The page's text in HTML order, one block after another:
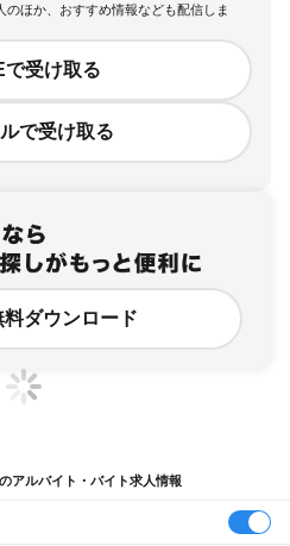
のほか、おすすめ情報なども配信しま
で受け取る
で受け取る
ダウンロード
アルバイト・バイト求人情報